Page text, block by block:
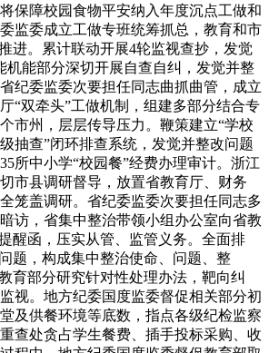
保障校园食物平安纳入年度沉点工做和
监委成立工做专班统筹抓总，教育和市
进。累计联动开展4轮监视查抄，发觉
机能部分深切开展自查自纠，发觉并整
纪委监委次要担任同志曲抓曲管，成立
“双牵头”工做机制，组建多部分结合专
市州，层层传导压力。鞭策建立“学校
抽查”闭环排查系统，发觉并整改问题
所中小学“校园餐”经费办理审计。浙江
市县调研督导，放置省教育厅、财务
笼盖调研。省纪委监委次要担任同志多
访，省集中整治带领小组办公室向省教
醒函，压实从管、监管义务。全面排
题，构成集中整治使命、问题、整
育部分研究针对性处理办法，靶向纠
视。地方纪委国度监委督促相关部分初
及供餐环境等底数，指点各级纪检监察
查处贪占学生餐费、插手投标采购、收